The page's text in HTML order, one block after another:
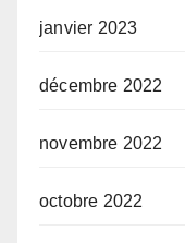
janvier 2023
décembre 2022
novembre 2022
octobre 2022